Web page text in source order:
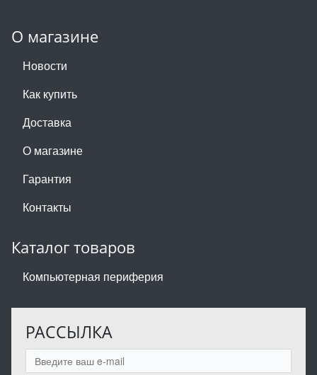
О магазине
Новости
Как купить
Доставка
О магазине
Гарантия
Контакты
Каталог товаров
Компьютерная периферия
РАССЫЛКА